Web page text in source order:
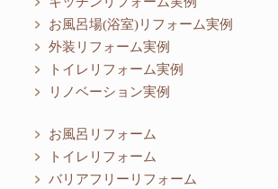
お風呂場(浴室)リフォーム実例
外装リフォーム実例
トイレリフォーム実例
リノベーション実例
お風呂リフォーム
トイレリフォーム
バリアフリーリフォーム